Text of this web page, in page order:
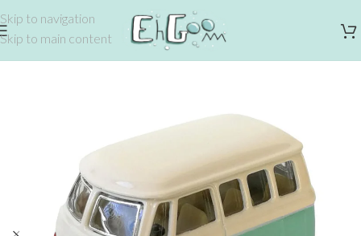
Skip to navigation
Skip to main content